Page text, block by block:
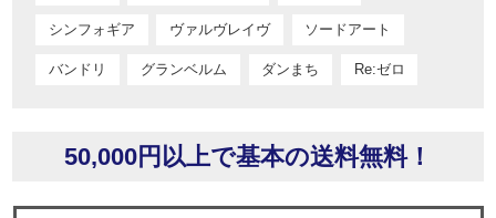
シンフォギア ヴァルヴレイヴ ソードアート
バンドリ グランベルム ダンまち Re:ゼロ
50,000円以上で基本の送料無料！